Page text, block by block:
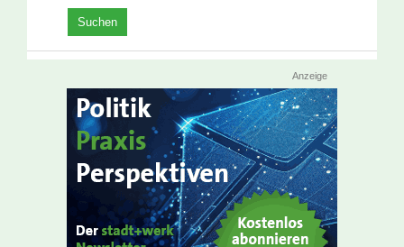
Anzeige